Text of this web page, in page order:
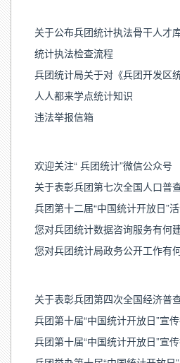
关于公布兵团统计执法骨干人才
统计执法检查流程
人人都来学点统计知识
违法举报信箱
欢迎关注“ 兵团统计”微信公众号
兵团第十二届“中国统计开放日”
您对兵团统计数据咨询服务有何
您对兵团统计局政务公开工作有
兵团第十届“中国统计开放日”